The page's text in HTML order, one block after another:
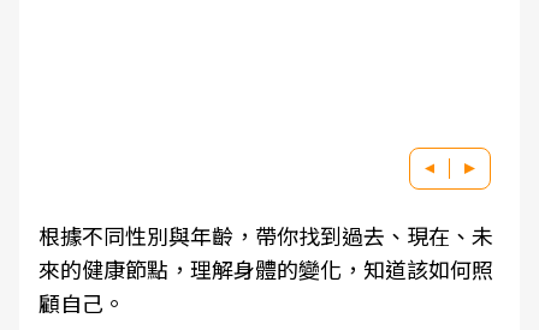
根據不同性別與年齡，帶你找到過去、現在、未
來的健康節點，理解身體的變化，知道該如何照
顧自己。